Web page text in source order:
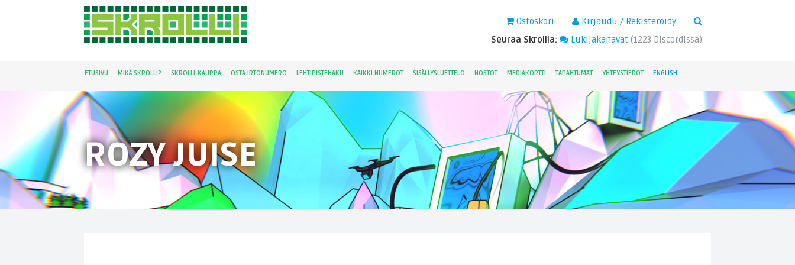
Kirjaudu / Rekisteröidy
Ostoskori
Seuraa Skrollia:
Lukijakanavat (1223 Discordissa)
ETUSIVU MIKÄ SKROLLI? SKROLLI-KAUPPA OSTA IRTONUMERO LEHTIPISTEHAKU KAIKKI NUMEROT SISÄLLYSLUETTELO NOSTOT MEDIAKORTTI TAPAHTUMAT YHTEYSTIEDOT ENGLISH
ROZY JUISE